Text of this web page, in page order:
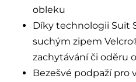
obleku
Díky technologii Suit
suchým zipem
zachytávání či oděru
Bezešvé podpaží pro